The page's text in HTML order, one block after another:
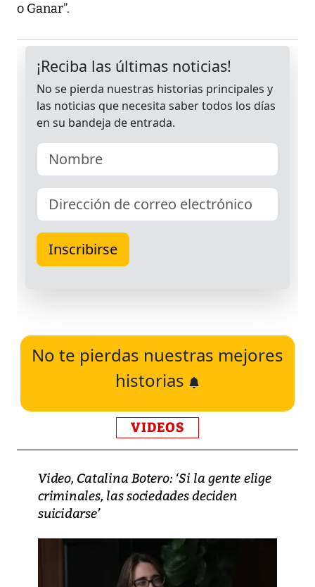
o Ganar”.
No te pierdas nuestras mejores
historias
VIDEOS
Video, Catalina Botero: ‘Si la gente elige
criminales, las sociedades deciden
suicidarse’